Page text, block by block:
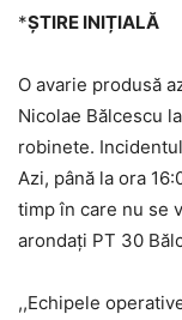
*ȘTIRE INIȚIALĂ
O avarie produsă
Nicolae Bălcescu
robinete.
Azi, până la ora
timp în care nu se
arondați PT 30
,,Echipele